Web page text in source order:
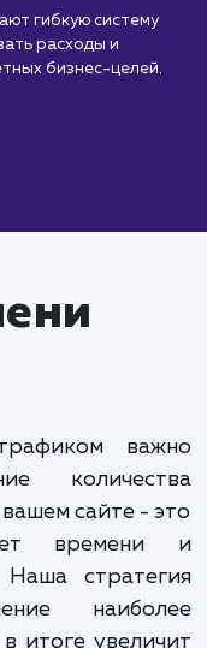
рекламных
эффективности
В данном случае, мы
на
и заявка или
именно
совершить